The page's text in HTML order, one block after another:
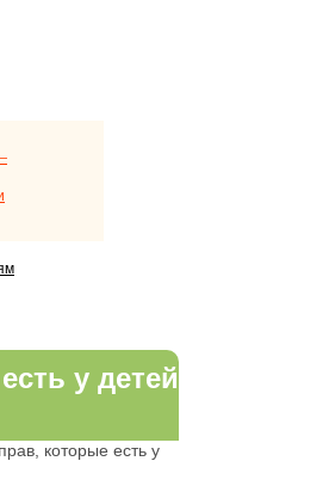
которые есть у
у детей